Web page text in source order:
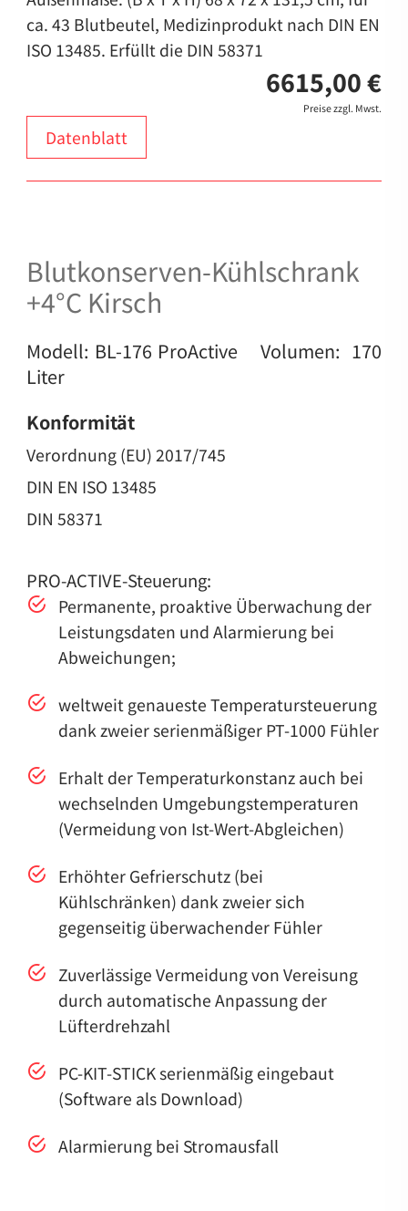
ca. 43 Blutbeutel, Medizinprodukt nach DIN EN
ISO 13485. Erfüllt die DIN 58371
6615,00 €
Preise zzgl. Mwst.
Datenblatt
Blutkonserven-Kühlschrank
+4°C Kirsch
Modell: BL-176 ProActive Volumen: 170
Liter
Konformität
Verordnung (EU) 2017/745
DIN EN ISO 13485
DIN 58371
PRO-ACTIVE-Steuerung:
Permanente, proaktive Überwachung der
Leistungsdaten und Alarmierung bei
Abweichungen;
weltweit genaueste Temperatursteuerung
dank zweier serienmäßiger PT-1000 Fühler
Erhalt der Temperaturkonstanz auch bei
wechselnden Umgebungstemperaturen
(Vermeidung von Ist-Wert-Abgleichen)
Erhöhter Gefrierschutz (bei
Kühlschränken) dank zweier sich
gegenseitig überwachender Fühler
Zuverlässige Vermeidung von Vereisung
durch automatische Anpassung der
Lüfterdrehzahl
PC-KIT-STICK serienmäßig eingebaut
(Software als Download)
Alarmierung bei Stromausfall